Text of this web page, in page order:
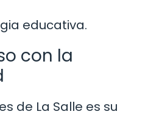
educativa.
con la
de La Salle es su